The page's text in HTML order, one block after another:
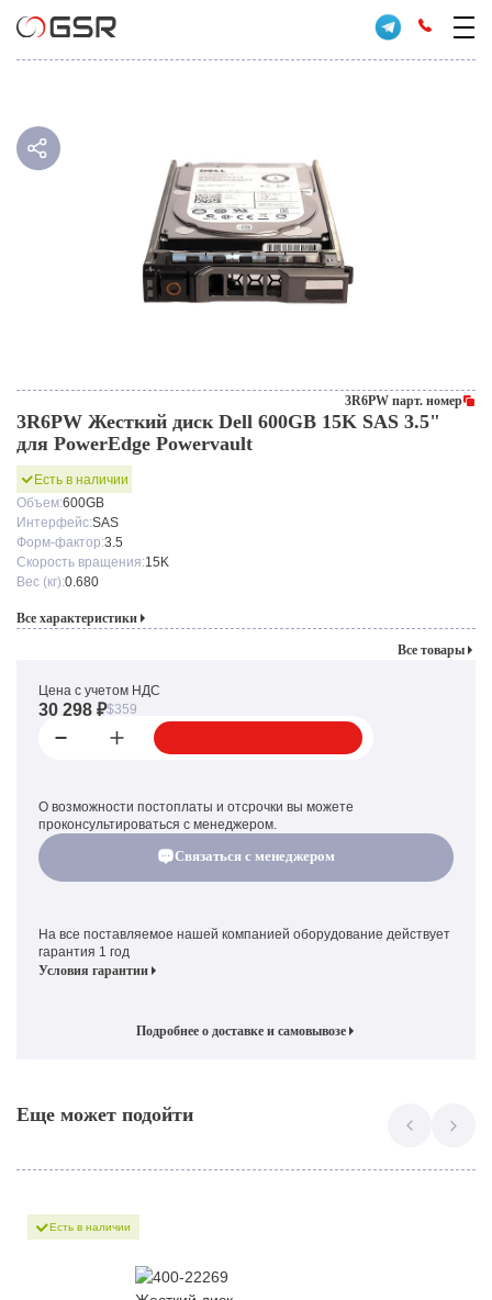
3R6PW парт. номер
3R6PW Жесткий диск Dell 600GB 15K SAS 3.5"
для PowerEdge Powervault
Есть в наличии
Объем:600GB
Интерфейс:SAS
Форм-фактор:3.5
Скорость вращения:15K
Вес (кг):0.680
Все характеристики
Все товары
Цена с учетом НДС
30 298 ₽$359
О возможности постоплаты и отсрочки вы можете
проконсультироваться с менеджером.
Связаться с менеджером
На все поставляемое нашей компанией оборудование действует
гарантия 1 год
Условия гарантии
Подробнее о доставке и самовывозе
Еще может подойти
Есть в наличии